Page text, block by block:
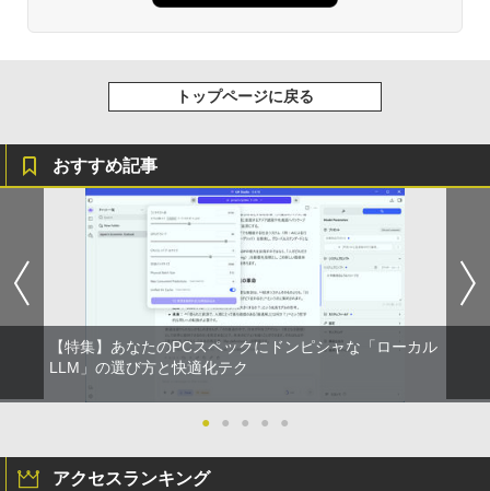
トップページに戻る
おすすめ記事
【特集】あなたのPCスペックにドンピシャな「ローカル
LLM」の選び方と快適化テク
● ● ● ● ●
アクセスランキング